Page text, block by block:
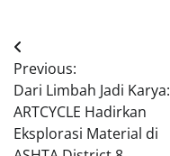
Post
navigation
Previous:
Dari Limbah Jadi Karya:
ARTCYCLE Hadirkan
Eksplorasi Material di